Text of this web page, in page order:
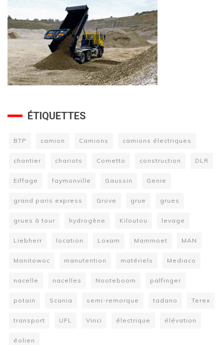
ÉTIQUETTES
BTP camion Camions camions électriques
chantier chariots Cometto construction DLR
Eiffage faymonville Gaussin Genie
grand paris express Grove grue grues
grues à tour hydrogène Kiloutou levage
Liebherr location Loxam Mammoet MAN
Manitowoc manutention matériels Mediaco
nacelle nacelles Nooteboom palfinger
potain Scania semi-remorque tadano Terex
transport UFL Vinci électrique élévation
éolien